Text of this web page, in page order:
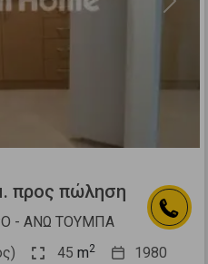
Next
προς πώληση
- ΑΝΩ ΤΟΥΜΠΑ
45 m2 1980